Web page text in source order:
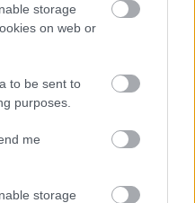
storage
on web or
to be sent to
purposes.
me
storage
tökéletesen